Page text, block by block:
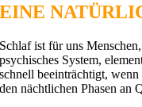
EINE
Schlaf ist für uns
psychisches System,
schnell beeinträchtigt,
den nächtlichen Phasen an